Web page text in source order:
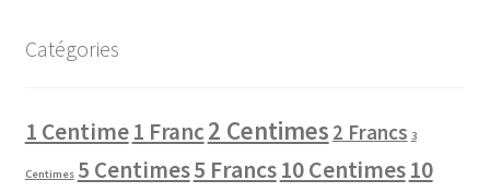
Catégories
1 Centime1 Franc2 Centimes 2 Francs 3
Centimes 5 Centimes5 Francs10 Centimes10